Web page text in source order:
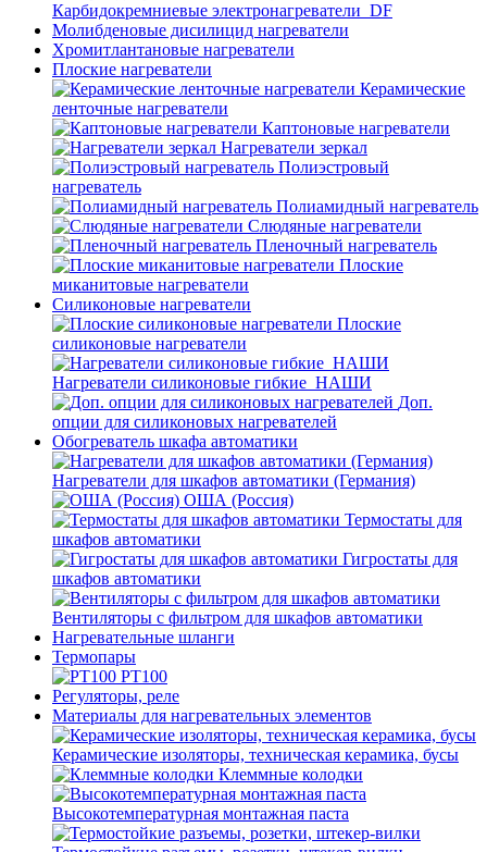
Карбидокремниевые электронагреватели_DF
Молибденовые дисилицид нагреватели
Хромитлантановые нагреватели
Плоские нагреватели
Керамические
ленточные нагреватели
Каптоновые нагреватели
Нагреватели зеркал
Полиэстровый
нагреватель
Полиамидный нагреватель
Слюдяные нагреватели
Пленочный нагреватель
Плоские
миканитовые нагреватели
Силиконовые нагреватели
Плоские
силиконовые нагреватели
Нагреватели силиконовые гибкие_НАШИ
Доп.
опции для силиконовых нагревателей
Обогреватель шкафа автоматики
Нагреватели для шкафов автоматики (Германия)
ОША (Россия)
Термостаты для
шкафов автоматики
Гигростаты для
шкафов автоматики
Вентиляторы с фильтром для шкафов автоматики
Нагревательные шланги
Термопары
PT100
Регуляторы, реле
Материалы для нагревательных элементов
Керамические изоляторы, техническая керамика, бусы
Клеммные колодки
Высокотемпературная монтажная паста